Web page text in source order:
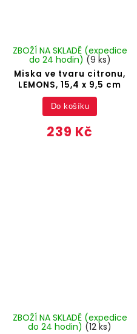
Miska ve tvaru citronu,
LEMONS, 15,4 x 9,5 cm
ZBOŽÍ NA SKLADĚ (expedice
do 24 hodin) (9 ks)
239 Kč
Do košíku
ZBOŽÍ NA SKLADĚ (expedice
do 24 hodin) (12 ks)